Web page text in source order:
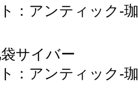
：アンティック-
サイバー
：アンティック-